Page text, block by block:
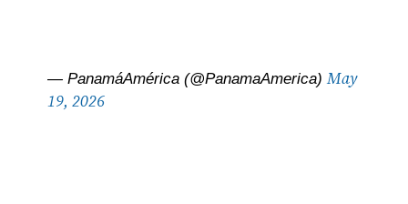
— PanamáAmérica (@PanamaAmerica)May
19, 2026